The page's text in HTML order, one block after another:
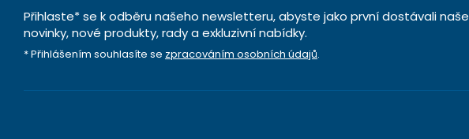
Přihlaste* se k odběru našeho newsletteru, abyste jako první dostávali naše
novinky, nové produkty, rady a exkluzivní nabídky.
* Přihlášením souhlasíte se zpracováním osobních údajů.